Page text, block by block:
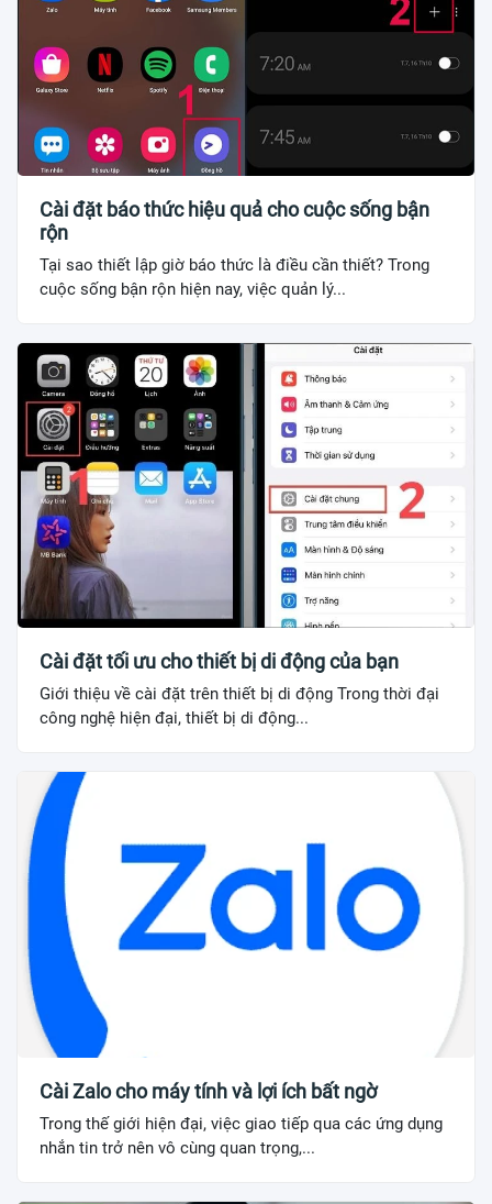
Cài đặt báo thức hiệu quả cho cuộc sống bận
rộn
Tại sao thiết lập giờ báo thức là điều cần thiết? Trong
cuộc sống bận rộn hiện nay, việc quản lý...
Cài đặt tối ưu cho thiết bị di động của bạn
Giới thiệu về cài đặt trên thiết bị di động Trong thời đại
công nghệ hiện đại, thiết bị di động...
Cài Zalo cho máy tính và lợi ích bất ngờ
Trong thế giới hiện đại, việc giao tiếp qua các ứng dụng
nhắn tin trở nên vô cùng quan trọng,...